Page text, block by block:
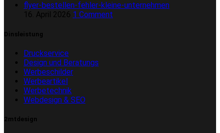
flyer-bestellen-fehler-kleine-unternehmen
16. April 2026 1 Comment
Dinsleistung
Druckservice
Design und Beratungs
Werbeschilder
Werbeartikel
Werbetechnik
Webdesign & SEO
2mtdesign